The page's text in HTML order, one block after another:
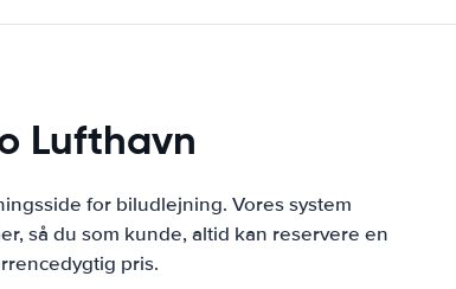
Lufthavn
for biludlejning. Vores system
så du som kunde, altid kan reservere en
pris.